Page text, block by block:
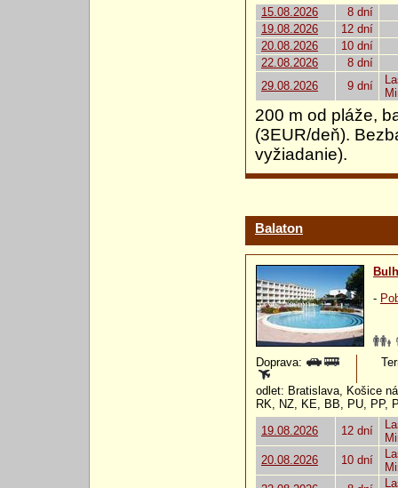
15.08.2026
8 dní
19.08.2026
12 dní
20.08.2026
10 dní
22.08.2026
8 dní
29.08.2026
9 dní
200 m od pláže,
(3EUR/deň).
vyžiadanie).
Balaton
-
Doprava:
odlet: Bratislava, Košice
RK, NZ, KE, BB, PU, PP,
19.08.2026
12 dní
20.08.2026
10 dní